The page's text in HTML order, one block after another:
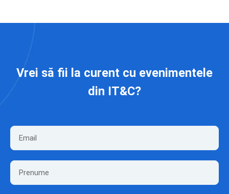
Vrei să fii la curent cu evenimentele
din IT&C?